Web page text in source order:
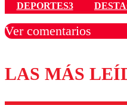
DEPORTES3
Ver comentarios
Los comentarios son
diálogo
Nombre
LAS MÁS